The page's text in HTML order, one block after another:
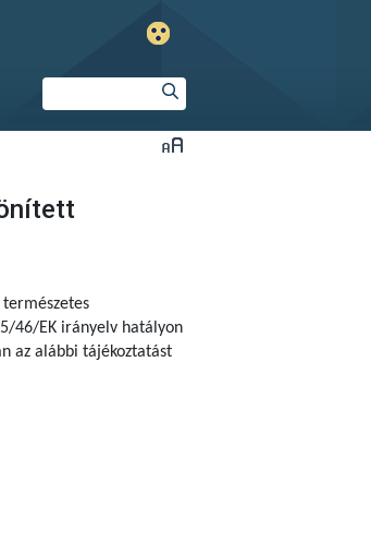
46/EK irányelv hatályon
az alábbi tájékoztatást